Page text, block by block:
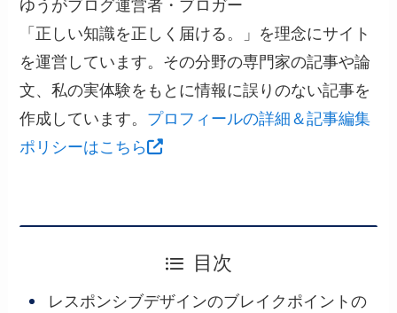
ゆうがブログ運営者・ブロガー
「正しい知識を正しく届ける。」を理念にサイト
を運営しています。その分野の専門家の記事や論
文、私の実体験をもとに情報に誤りのない記事を
作成しています。 プロフィールの詳細＆記事編集
ポリシーはこちら
目次
レスポンシブデザインのブレイクポイントの